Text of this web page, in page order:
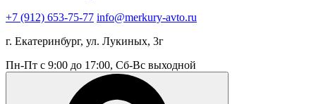
+7 (912) 653-75-77 info@merkury-avto.ru
г. Екатеринбург, ул. Лукиных, 3г
Пн-Пт с 9:00 до 17:00, Сб-Вс выходной